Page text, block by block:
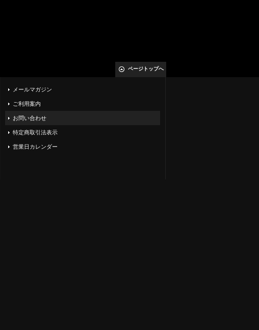
ページトップへ
メールマガジン
ご利用案内
お問い合わせ
特定商取引法表示
営業日カレンダー